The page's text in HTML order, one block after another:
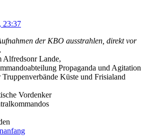
23:37
der KBO ausstrahlen, direkt vor
Alfredsonr Lande,
Propaganda und Agitation
Truppenverbände Küste und Frisialand
Vordenker